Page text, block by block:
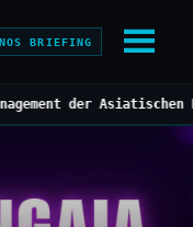
BRIEFING
der Asiatischen